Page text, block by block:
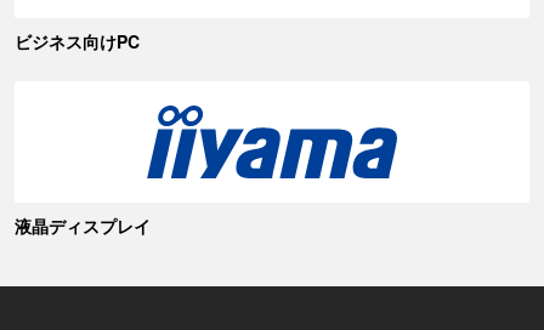
ビジネス向けPC
液晶ディスプレイ